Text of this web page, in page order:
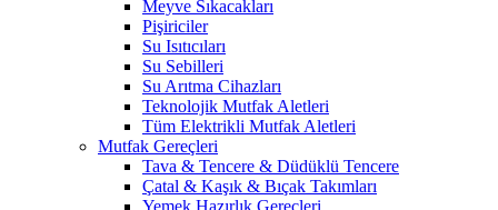
Meyve Sıkacakları
Pişiriciler
Su Isıtıcıları
Su Sebilleri
Su Arıtma Cihazları
Teknolojik Mutfak Aletleri
Tüm Elektrikli Mutfak Aletleri
Mutfak Gereçleri
Tava & Tencere & Düdüklü Tencere
Çatal & Kaşık & Bıçak Takımları
Yemek Hazırlık Gereçleri